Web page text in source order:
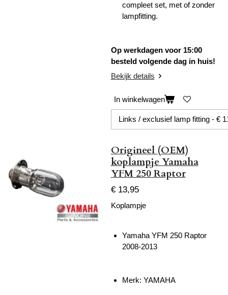
compleet set, met of zonder
lampfitting.
Op werkdagen voor 15:00
besteld volgende dag in huis!
Bekijk details
In winkelwagen
Origineel (OEM)
koplampje Yamaha
YFM 250 Raptor
€ 13,95
Koplampje
Yamaha YFM 250 Raptor
2008-2013
Merk: YAMAHA